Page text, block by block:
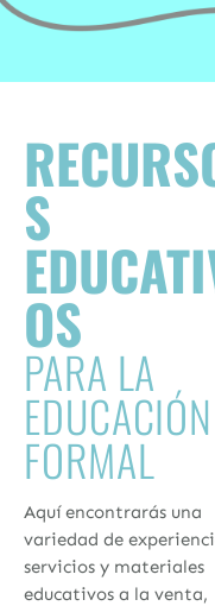
S
OS
PARA LA
EDUCACIÓN
FORMAL
Aquí encontrarás una
variedad de
servicios y materiales
educativos a la venta,